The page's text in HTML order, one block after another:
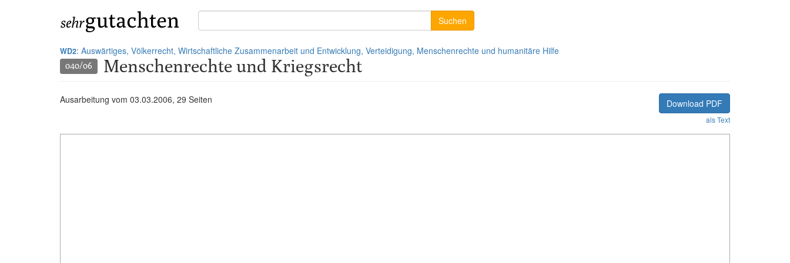
Suche
in
Suchen
WD2: Auswärtiges, Völkerrecht, Wirtschaftliche Zusammenarbeit und Entwicklung, Verteidigung, Menschenrechte und humanitäre Hilfe
040/06 Menschenrechte und Kriegsrecht
Ausarbeitung vom 03.03.2006, 29 Seiten Download PDF
als Text